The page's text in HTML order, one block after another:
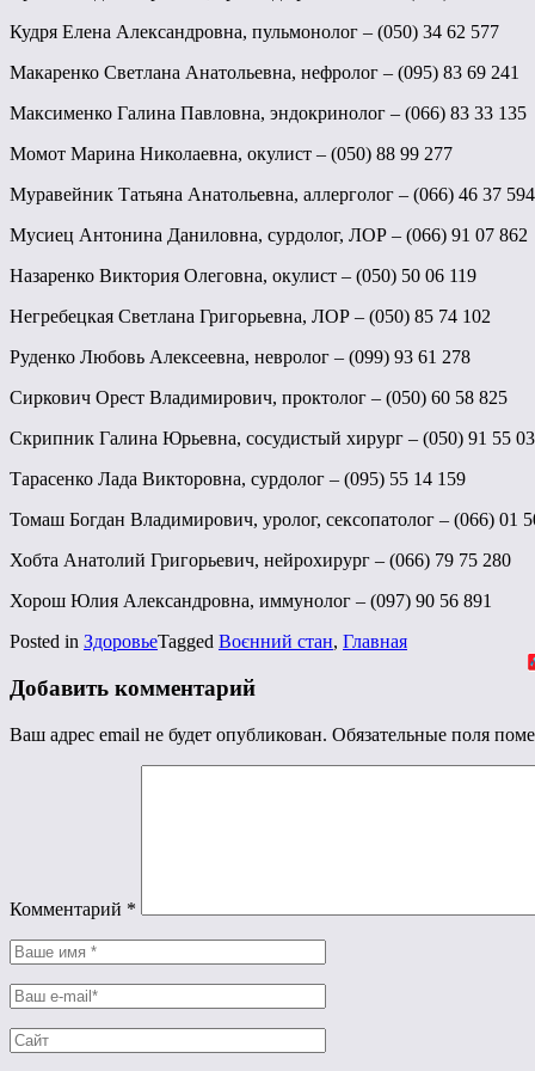
Кудря Елена Александровна, пульмонолог – (050) 34 62 577
Макаренко Светлана Анатольевна, нефролог – (095) 83 69 241
Максименко Галина Павловна, эндокринолог – (066) 83 33 135
Момот Марина Николаевна, окулист – (050) 88 99 277
Муравейник Татьяна Анатольевна, аллерголог – (066) 46 37 594
Мусиец Антонина Даниловна, сурдолог, ЛОР – (066) 91 07 862
Назаренко Виктория Олеговна, окулист – (050) 50 06 119
Негребецкая Светлана Григорьевна, ЛОР – (050) 85 74 102
Руденко Любовь Алексеевна, невролог – (099) 93 61 278
Сиркович Орест Владимирович, проктолог – (050) 60 58 825
Скрипник Галина Юрьевна, сосудистый хирург – (050) 91 55
Тарасенко Лада Викторовна, сурдолог – (095) 55 14 159
Томаш Богдан Владимирович, уролог, сексопатолог – (066) 01
Хобта Анатолий Григорьевич, нейрохирург – (066) 79 75 280
Хорош Юлия Александровна, иммунолог – (097) 90 56 891
Posted in ЗдоровьеTagged Воєнний стан, Главная
Добавить комментарий
Ваш адрес email не будет опубликован. Обязательные поля
Комментарий *